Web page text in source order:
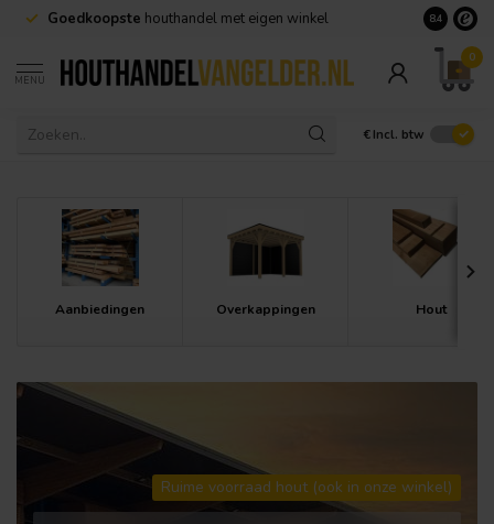
Goedkoopste houthandel met eigen winkel Geen
8.4
MENU
0
€ Incl. btw
Aanbiedingen Overkappingen Hout
Ruime voorraad hout (ook in onze winkel)